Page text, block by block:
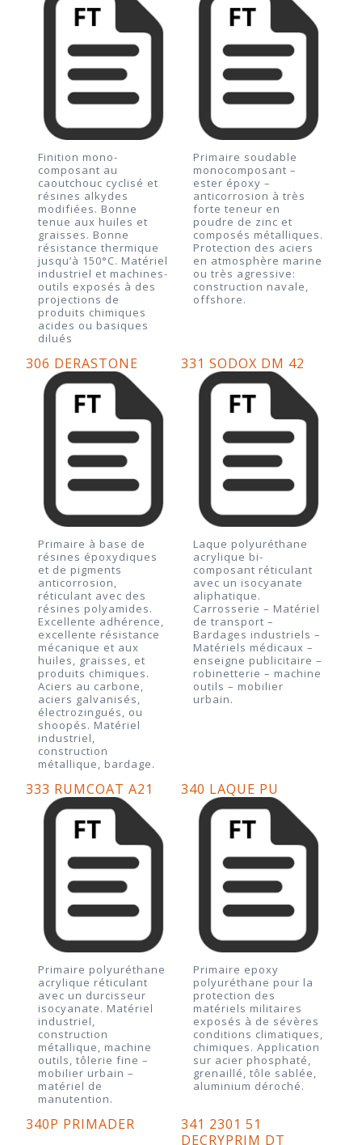
Finition mono-
composant au
caoutchouc cyclisé et
résines alkydes
modifiées. Bonne
tenue aux huiles et
graisses. Bonne
résistance thermique
jusqu’à 150°C. Matériel
industriel et machines-
outils exposés à des
projections de
produits chimiques
acides ou basiques
dilués
Primaire soudable
monocomposant –
ester époxy –
anticorrosion à très
forte teneur en
poudre de zinc et
composés métalliques.
Protection des aciers
en atmosphère marine
ou très agressive:
construction navale,
offshore.
306 DERASTONE 331 SODOX DM 42
Primaire à base de
résines époxydiques
et de pigments
anticorrosion,
réticulant avec des
résines polyamides.
Excellente adhérence,
excellente résistance
mécanique et aux
huiles, graisses, et
produits chimiques.
Aciers au carbone,
aciers galvanisés,
électrozingués, ou
shoopés. Matériel
industriel,
construction
métallique, bardage.
Laque polyuréthane
acrylique bi-
composant réticulant
avec un isocyanate
aliphatique.
Carrosserie – Matériel
de transport –
Bardages industriels –
Matériels médicaux –
enseigne publicitaire –
robinetterie – machine
outils – mobilier
urbain.
333 RUMCOAT A21 340 LAQUE PU
Primaire polyuréthane
acrylique réticulant
avec un durcisseur
isocyanate. Matériel
industriel,
construction
métallique, machine
outils, tôlerie fine –
mobilier urbain –
matériel de
manutention.
Primaire epoxy
polyuréthane pour la
protection des
matériels militaires
exposés à de sévères
conditions climatiques,
chimiques. Application
sur acier phosphaté,
grenaillé, tôle sablée,
aluminium déroché.
340P PRIMADER
341 2301 51
DECRYPRIM DT